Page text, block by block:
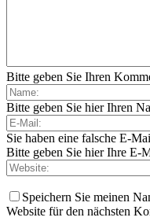
Bitte geben Sie Ihren
Bitte geben Sie hier Ihren
Sie haben eine falsche E-
Bitte geben Sie hier Ihre E-
Speichern Sie meinen
Website für den nächsten